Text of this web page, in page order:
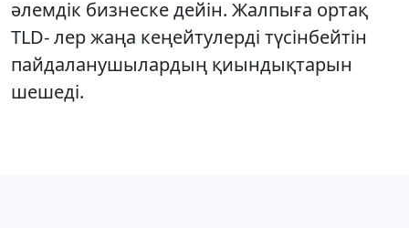
әлемдік бизнеске дейін. Жалпыға ортақ
TLD- лер жаңа кеңейтулерді түсінбейтін
пайдаланушылардың қиындықтарын
шешеді.